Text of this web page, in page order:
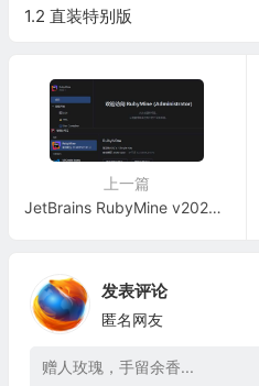
1.2 直装特别版
上一篇
JetBrains RubyMine v2026.1.2 高级版
发表评论
匿名网友